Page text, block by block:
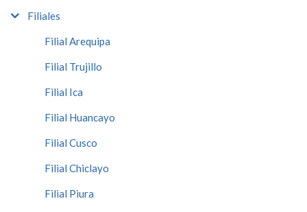
Filiales
Filial Arequipa
Filial Trujillo
Filial Ica
Filial Huancayo
Filial Cusco
Filial Chiclayo
Filial Piura